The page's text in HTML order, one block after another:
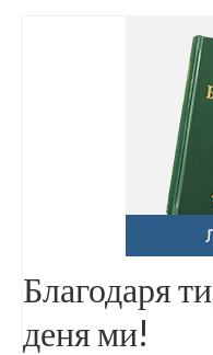
Благодаря
деня ми!